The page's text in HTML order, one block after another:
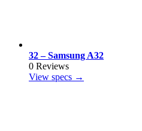
32 – Samsung A32
0 Reviews
View specs →